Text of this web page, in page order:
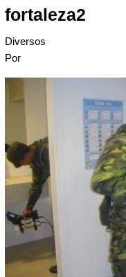
fortaleza2
Diversos
Por